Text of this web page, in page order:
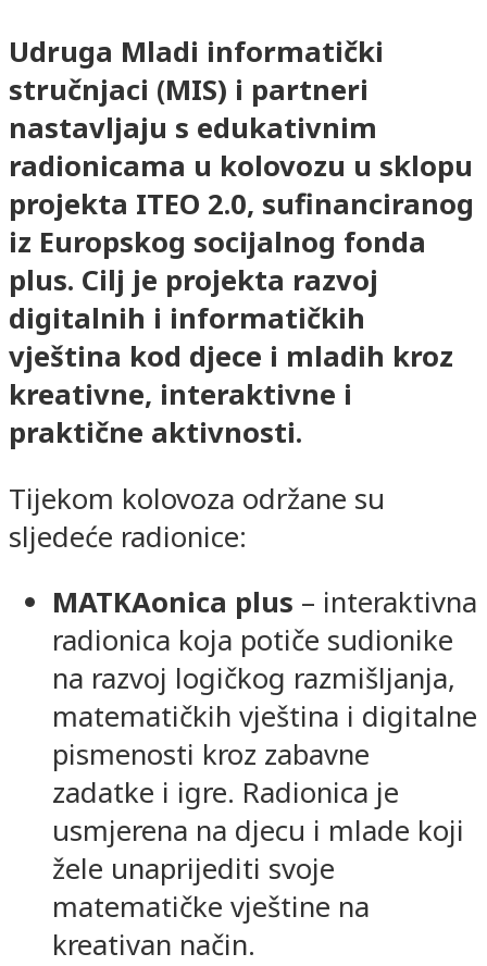
Udruga Mladi informatički
stručnjaci (MIS) i partneri
nastavljaju s edukativnim
radionicama u kolovozu u sklopu
projekta ITEO 2.0, sufinanciranog
iz Europskog socijalnog fonda
plus. Cilj je projekta razvoj
digitalnih i informatičkih
vještina kod djece i mladih kroz
kreativne, interaktivne i
praktične aktivnosti.
Tijekom kolovoza održane su
sljedeće radionice:
MATKAonica plus – interaktivna
radionica koja potiče sudionike
na razvoj logičkog razmišljanja,
matematičkih vještina i digitalne
pismenosti kroz zabavne
zadatke i igre. Radionica je
usmjerena na djecu i mlade koji
žele unaprijediti svoje
matematičke vještine na
kreativan način.